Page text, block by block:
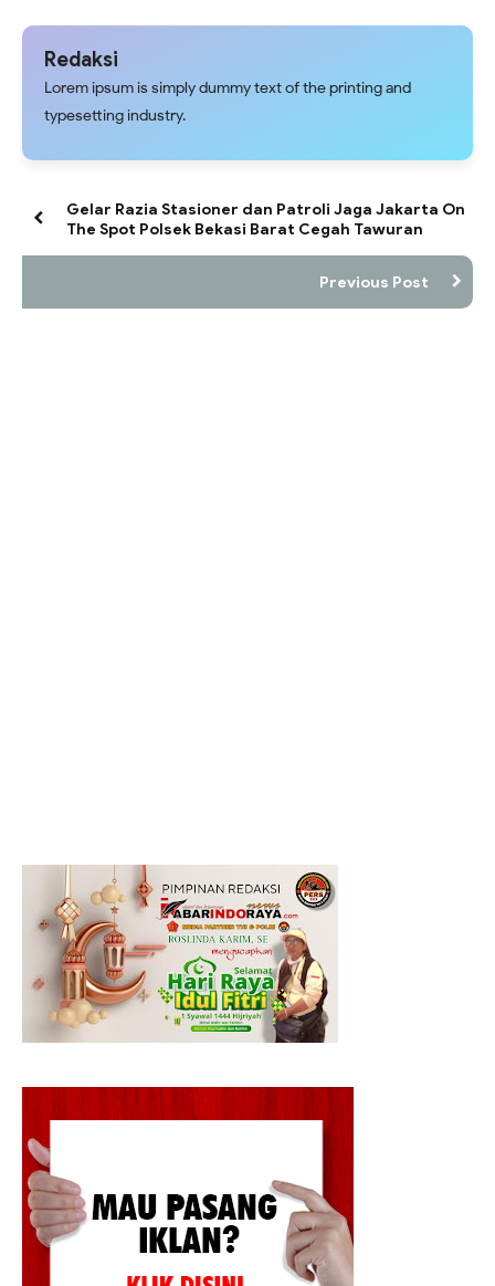
Redaksi
Lorem ipsum is simply dummy text of the printing and
typesetting industry.
Gelar Razia Stasioner dan Patroli Jaga Jakarta On
The Spot Polsek Bekasi Barat Cegah Tawuran
Previous Post